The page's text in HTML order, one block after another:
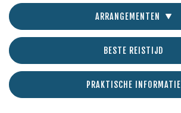
ARRANGEMENTEN
BESTE REISTIJD
PRAKTISCHE INFORMATIE